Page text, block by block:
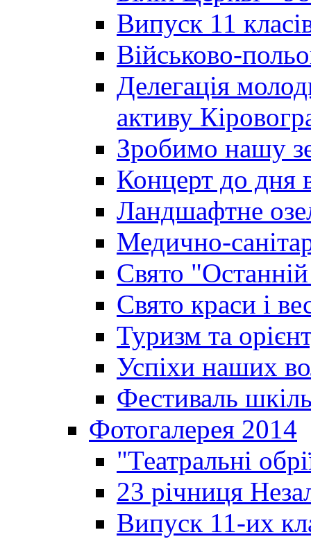
Випуск 11
Військово-
Делегація
активу
Зробимо нашу
Концерт до дня
Ландшафтне
Медично-
Свято
Свято краси і
Туризм та
Успіхи наших
Фестиваль
Фотогалерея 2014
"Театральні
23 річниця
Випуск 11-их